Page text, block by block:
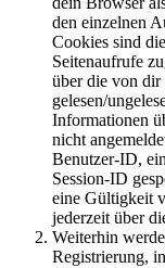
den einzelnen
Cookies sind
Seitenaufrufe
über die von dir
gelesen/
Informationen
nicht
Benutzer-ID,
Session-ID
eine Gültigkeit
jederzeit über
Weiterhin
Registrierung,